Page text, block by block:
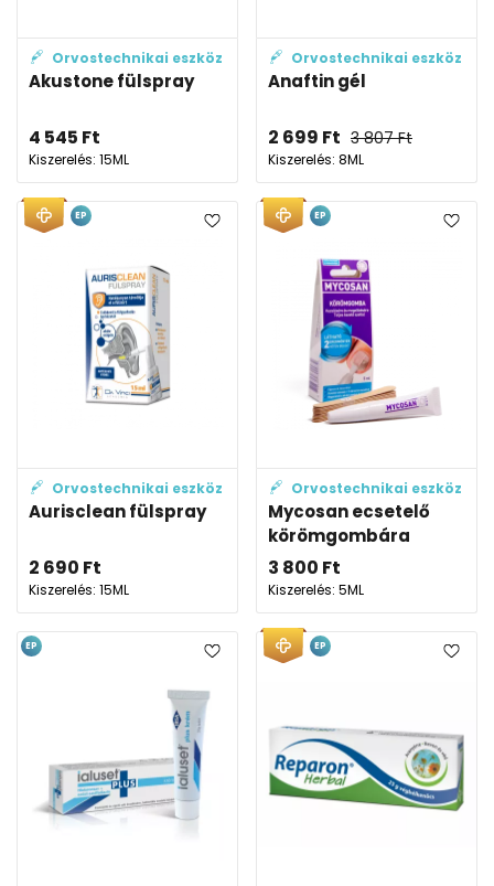
Orvostechnikai eszköz
Akustone fülspray
4 545 Ft
Kiszerelés: 15ML
Orvostechnikai eszköz
Anaftin gél
2 699 Ft 3 807Ft
Kiszerelés: 8ML
Orvostechnikai eszköz
Aurisclean fülspray
2 690 Ft
Kiszerelés: 15ML
EP
Orvostechnikai eszköz
Mycosan ecsetelő
körömgombára
3 800 Ft
Kiszerelés: 5ML
EP
EP EP